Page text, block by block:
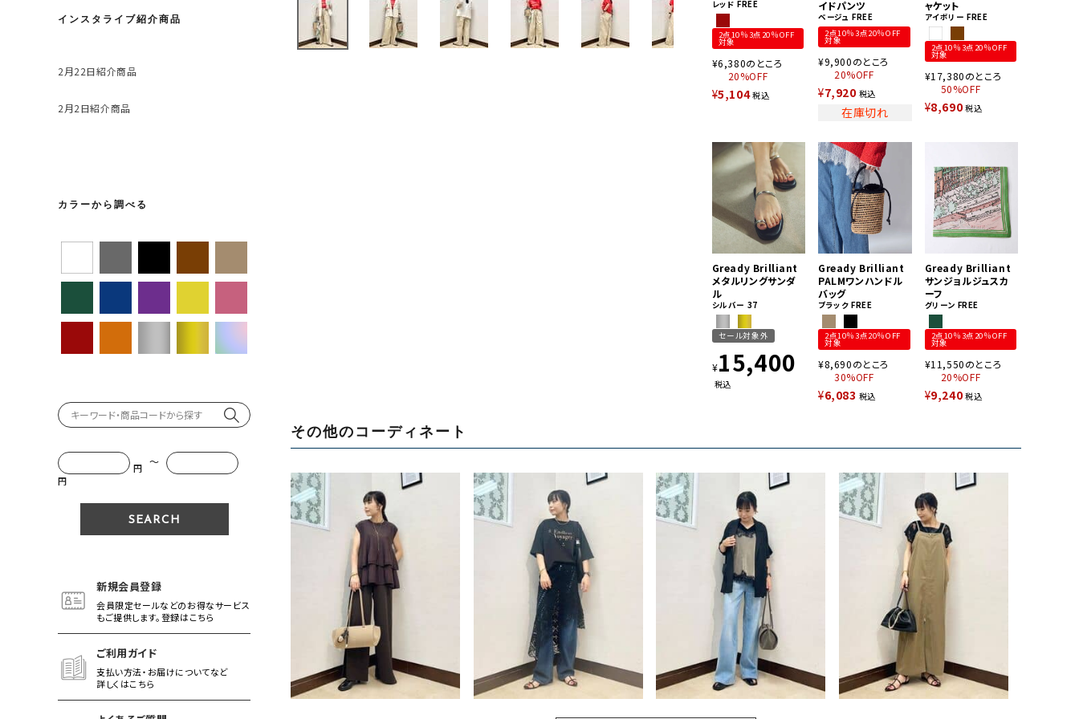
インスタライブ紹介商品
2月22日紹介商品
2月2日紹介商品
カラーから調べる
円 ～
円
新規会員登録
会員限定セールなどのお得なサービス
もご提供します。登録はこちら
ご利用ガイド
支払い方法・お届けについてなど
詳しくはこちら
レッド FREE
2点10％3点20％OFF
対象
¥6,380のところ
20%OFF
¥5,104 税込
イドパンツ
ベージュ FREE
2点10％3点20％OFF
対象
¥9,900のところ
20%OFF
¥7,920 税込
在庫切れ
ャケット
アイボリー FREE
2点10％3点20％OFF
対象
¥17,380のところ
50%OFF
¥8,690 税込
Gready Brilliant
メタルリングサンダ
ル
シルバー 37
セール対象外
¥15,400
税込
Gready Brilliant
PALMワンハンドル
バッグ
ブラック FREE
2点10％3点20％OFF
対象
¥8,690のところ
30%OFF
¥6,083 税込
Gready Brilliant
サンジョルジュスカ
ーフ
グリーン FREE
2点10％3点20％OFF
対象
¥11,550のところ
20%OFF
¥9,240 税込
その他のコーディネート